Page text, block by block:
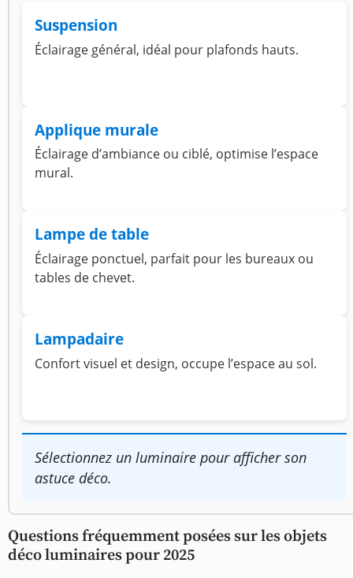
Suspension
Éclairage général, idéal pour plafonds hauts.
Applique murale
Éclairage d’ambiance ou ciblé, optimise l’espace
mural.
Lampe de table
Éclairage ponctuel, parfait pour les bureaux ou
tables de chevet.
Lampadaire
Confort visuel et design, occupe l’espace au sol.
Sélectionnez un luminaire pour afficher son
astuce déco.
Questions fréquemment posées sur les objets
déco luminaires pour 2025